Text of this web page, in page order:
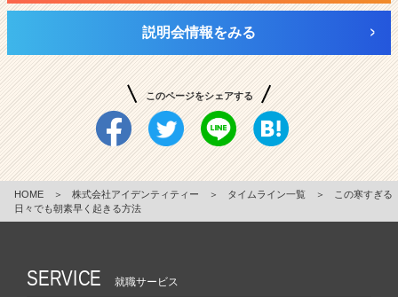
説明会情報をみる
このページをシェアする
HOME ＞ 株式会社アイデンティティー ＞ タイムライン一覧 ＞
この寒すぎる
日々でも朝素早く起きる方法
SERVICE 就職サービス